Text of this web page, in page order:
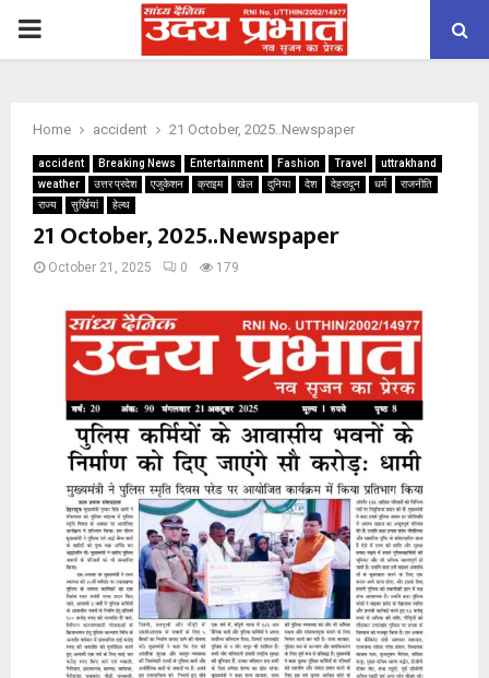
PRIMARY
Home accident 21 October, 2025..Newspaper
accident Breaking News Entertainment Fashion Travel
uttrakhand
weather
उत्तर प्रदेश एजुकेशन क्राइम खेल दुनिया देश देहरादून धर्म
राजनीति
राज्य
सुर्खियां हेल्थ
21 October, 2025..Newspaper
October 21, 2025 0 179